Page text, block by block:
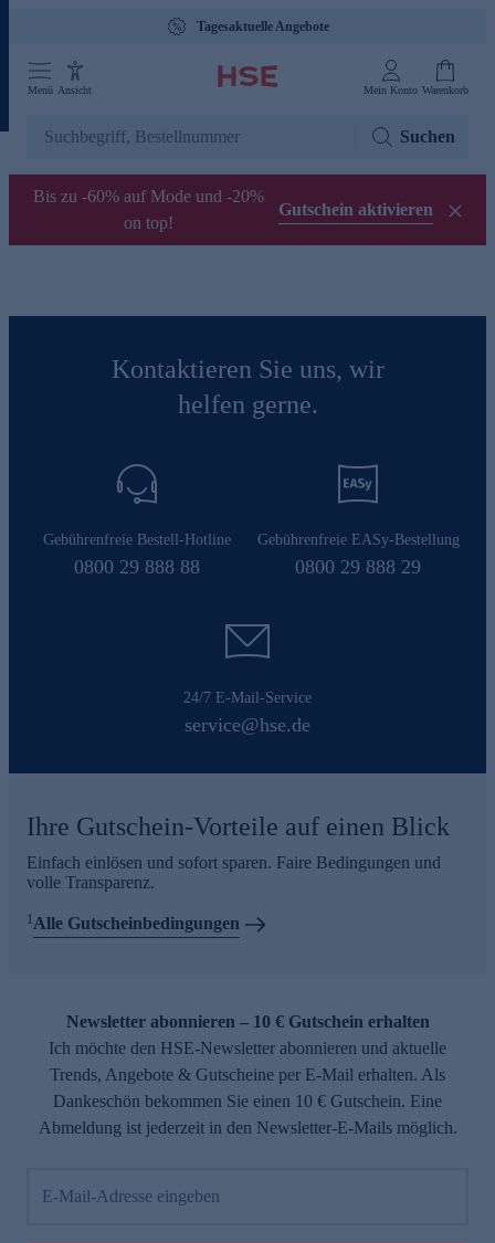
Tagesaktuelle Angebote
Menü Ansicht Mein Konto Warenkorb
Suchen
Bis zu -60% auf Mode und -20%
on top!
Gutschein aktivieren
Kontaktieren Sie uns, wir
helfen gerne.
Gebührenfreie Bestell-Hotline
0800 29 888 88
Gebührenfreie EASy-Bestellung
0800 29 888 29
24/7 E-Mail-Service
service@hse.de
Ihre Gutschein-Vorteile auf einen Blick
Einfach einlösen und sofort sparen. Faire Bedingungen und
volle Transparenz.
1Alle Gutscheinbedingungen
Newsletter abonnieren – 10 € Gutschein erhalten
Ich möchte den HSE-Newsletter abonnieren und aktuelle
Trends, Angebote & Gutscheine per E-Mail erhalten. Als
Dankeschön bekommen Sie einen 10 € Gutschein. Eine
Abmeldung ist jederzeit in den Newsletter-E-Mails möglich.
E-Mail-Adresse eingeben